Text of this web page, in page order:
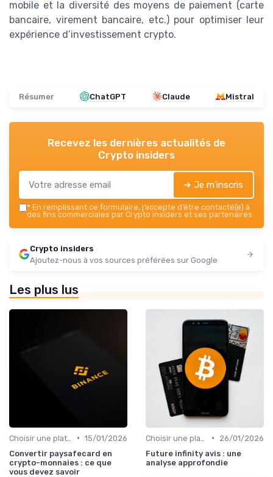
mobile et la diversité des moyens de paiement (carte
bancaire, virement bancaire, etc.) pour optimiser leur
expérience d’investissement crypto.
Résumer ChatGPT Claude Mistral
Recevez les dernières actualités de
Crypto insiders
➔ Je m'inscris
* En remplissant ce formulaire, j’accepte d’être contacté(e) à
des fins commerciales par Crypto insiders et ses partenaires.
Crypto insiders
Ajoutez-nous à vos sources préférées sur Google
Les plus lus
• 15/01/2026
Convertir paysafecard en
crypto-monnaies : ce que
vous devez savoir
•
26/01/2026
Future infinity avis : une
analyse approfondie